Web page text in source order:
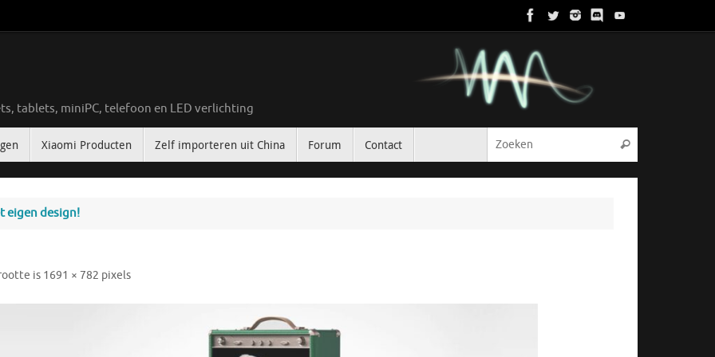
tablets, miniPC, telefoon en LED verlichting
Xiaomi Producten Zelf importeren uit China Forum Contact Zoeken
eigen design!
is 1691 × 782 pixels